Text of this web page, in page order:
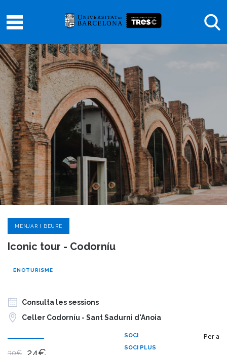
MENJAR I BEURE
Iconic tour - Codorníu
ENOTURISME
Consulta les sessions
Celler Codorníu - Sant Sadurni d'Anoia
30€
Per a
SOCI
SOCI PLUS